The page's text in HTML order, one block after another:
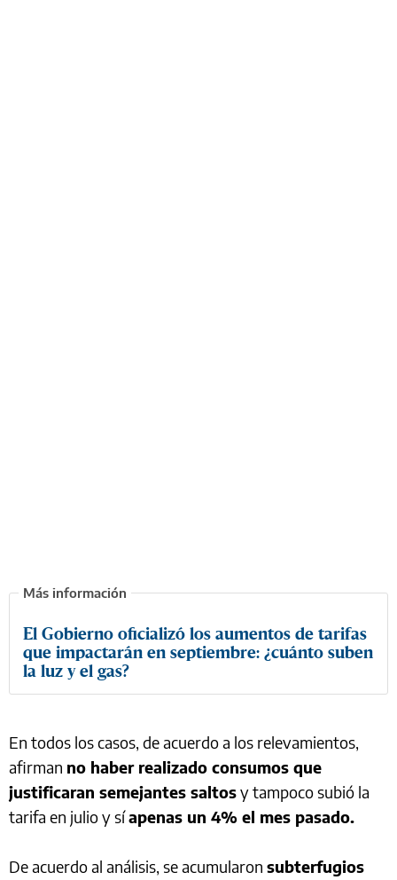
El Gobierno oficializó los aumentos de tarifas
que impactarán en septiembre: ¿cuánto suben
la luz y el gas?
En todos los casos, de acuerdo a los relevamientos,
afirman no haber realizado consumos que
justificaran semejantes saltosy tampoco subió la
tarifa en julio y síapenas un 4% el mes pasado.
De acuerdo al análisis, se acumularon subterfugios